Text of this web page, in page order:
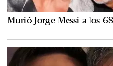
Murió Jorge Messi a los